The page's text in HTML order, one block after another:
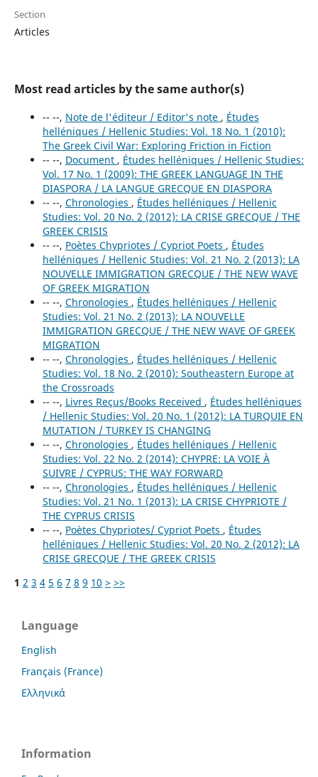
Section
Articles
Most read articles by the same author(s)
-- --, Note de l'éditeur / Editor's note , Études
helléniques / Hellenic Studies: Vol. 18 No. 1 (2010):
The Greek Civil War: Exploring Friction in Fiction
-- --, Document , Études helléniques / Hellenic Studies:
Vol. 17 No. 1 (2009): THE GREEK LANGUAGE IN THE
DIASPORA / LA LANGUE GRECQUE EN DIASPORA
-- --, Chronologies , Études helléniques / Hellenic
Studies: Vol. 20 No. 2 (2012): LA CRISE GRECQUE / THE
GREEK CRISIS
-- --, Poètes Chypriotes / Cypriot Poets , Études
helléniques / Hellenic Studies: Vol. 21 No. 2 (2013): LA
NOUVELLE IMMIGRATION GRECQUE / THE NEW WAVE
OF GREEK MIGRATION
-- --, Chronologies , Études helléniques / Hellenic
Studies: Vol. 21 No. 2 (2013): LA NOUVELLE
IMMIGRATION GRECQUE / THE NEW WAVE OF GREEK
MIGRATION
-- --, Chronologies , Études helléniques / Hellenic
Studies: Vol. 18 No. 2 (2010): Southeastern Europe at
the Crossroads
-- --, Livres Reçus/Books Received , Études helléniques
/ Hellenic Studies: Vol. 20 No. 1 (2012): LA TURQUIE EN
MUTATION / TURKEY IS CHANGING
-- --, Chronologies , Études helléniques / Hellenic
Studies: Vol. 22 No. 2 (2014): CHYPRE: LA VOIE À
SUIVRE / CYPRUS: THE WAY FORWARD
-- --, Chronologies , Études helléniques / Hellenic
Studies: Vol. 21 No. 1 (2013): LA CRISE CHYPRIOTE /
THE CYPRUS CRISIS
-- --, Poètes Chypriotes/ Cypriot Poets , Études
helléniques / Hellenic Studies: Vol. 20 No. 2 (2012): LA
CRISE GRECQUE / THE GREEK CRISIS
1 2 3 4 5 6 7 8 9 10 > >>
Language
English
Français (France)
Ελληνικά
Information